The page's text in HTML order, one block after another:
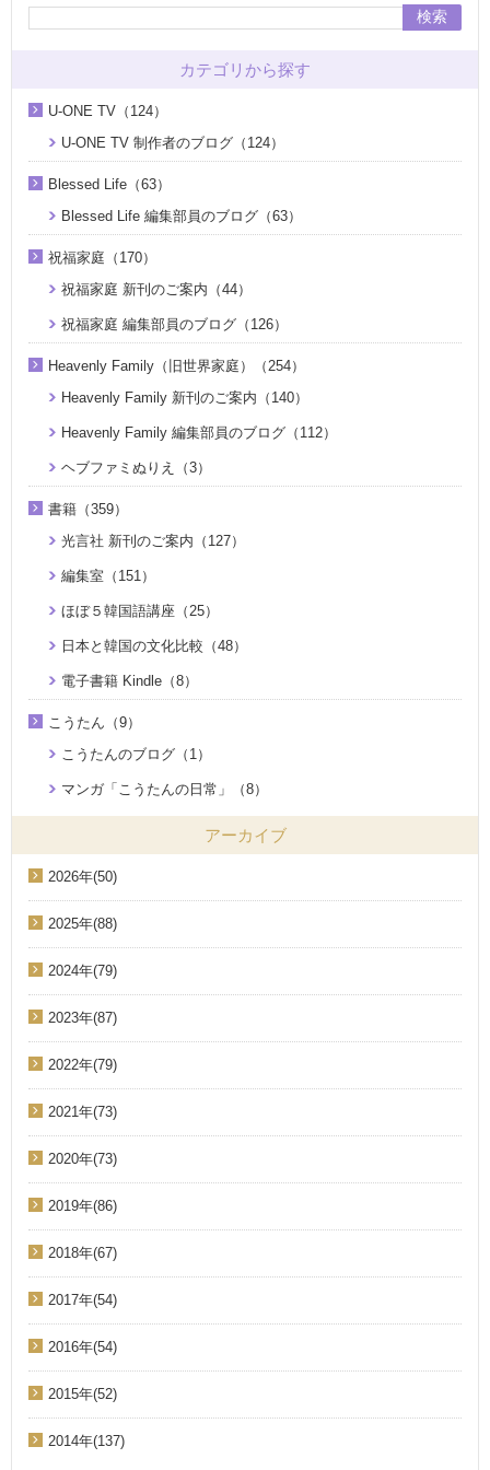
検索
カテゴリから探す
U-ONE TV（124）
U-ONE TV 制作者のブログ（124）
Blessed Life（63）
Blessed Life 編集部員のブログ（63）
祝福家庭（170）
祝福家庭 新刊のご案内（44）
祝福家庭 編集部員のブログ（126）
Heavenly Family（旧世界家庭）（254）
Heavenly Family 新刊のご案内（140）
Heavenly Family 編集部員のブログ（112）
ヘブファミぬりえ（3）
書籍（359）
光言社 新刊のご案内（127）
編集室（151）
ほぼ５韓国語講座（25）
日本と韓国の文化比較（48）
電子書籍 Kindle（8）
こうたん（9）
こうたんのブログ（1）
マンガ「こうたんの日常」（8）
アーカイブ
2026年(50)
2025年(88)
2024年(79)
2023年(87)
2022年(79)
2021年(73)
2020年(73)
2019年(86)
2018年(67)
2017年(54)
2016年(54)
2015年(52)
2014年(137)